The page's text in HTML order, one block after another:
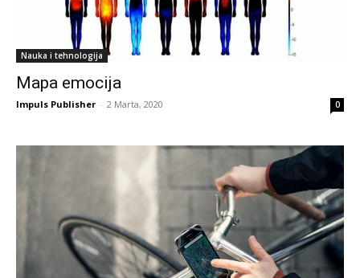
Nauka i tehnologija
Mapa emocija
Impuls Publisher - 2 Marta, 2020 0